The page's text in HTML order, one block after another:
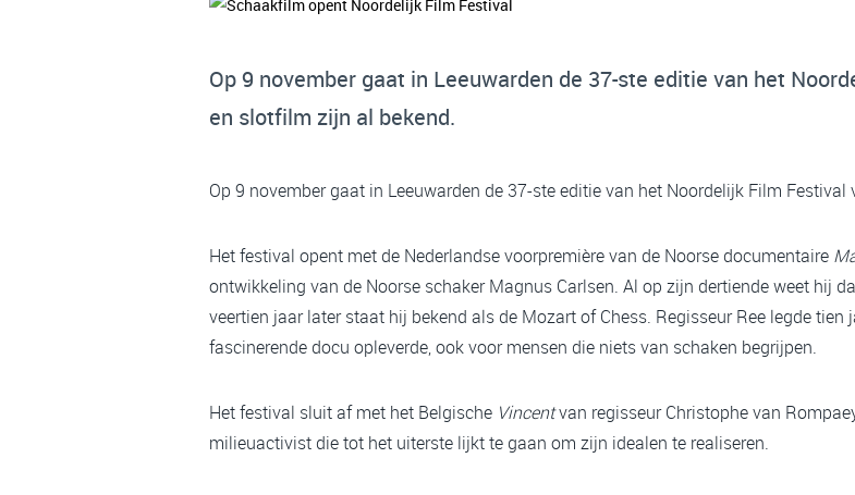
Op 9 november gaat in Leeuwarden de 37-ste editie van het
en slotfilm zijn al bekend.
Op 9 november gaat in Leeuwarden de 37-ste editie van het Noordelijk Film
Het festival opent met de Nederlandse voorpremière van de Noorse documentaire
ontwikkeling van de Noorse schaker Magnus Carlsen. Al op zijn dertiende weet hij
veertien jaar later staat hij bekend als de Mozart of Chess. Regisseur Ree legde
fascinerende docu opleverde, ook voor mensen die niets van schaken begrijpen.
Het festival sluit af met het Belgische Vincentvan regisseur Christophe van
milieuactivist die tot het uiterste lijkt te gaan om zijn idealen te realiseren.